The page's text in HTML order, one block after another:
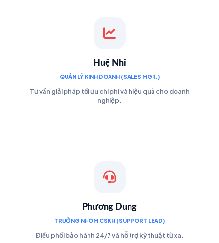
Huệ Nhi
QUẢN LÝ KINH DOANH (SALES MGR.)
Tư vấn giải pháp tối ưu chi phí và hiệu quả cho doanh
nghiệp.
Phương Dung
TRƯỞNG NHÓM CSKH (SUPPORT LEAD)
Điều phối bảo hành 24/7 và hỗ trợ kỹ thuật từ xa.